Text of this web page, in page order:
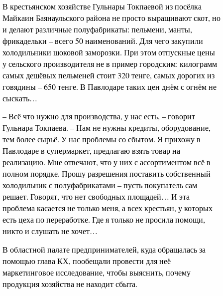
В крестьянском хозяйстве Гульнары Токпаевой из посёлка
Майкаин Баянаульского района не просто выращивают скот, но
и делают различные полуфабрикаты: пельмени, манты,
фрикадельки – всего 50 наименований. Для чего закупили
холодильники шоковой заморозки. При этом отпускные цены
у сельского производителя не в пример городским: килограмм
самых дешёвых пельменей стоит 320 тенге, самых дорогих из
говядины – 650 тенге. В Павлодаре таких цен днём с огнём не
сыскать…
– Всё что нужно для производства, у нас есть, – говорит
Гульнара Токпаева. – Нам не нужны кредиты, оборудование,
тем более сырьё. У нас проблемы со сбытом. Я прихожу в
Павлодаре в супермаркет, предлагаю взять товар на
реализацию. Мне отвечают, что у них с ассортиментом всё в
полном порядке. Прошу разрешения поставить собственный
холодильник с полуфабрикатами – пусть покупатель сам
решает. Говорят, что нет свободных площадей… И эта
проблема касается не только меня, а всех крестьян, у которых
есть цеха по переработке. Где я только не просила помощи,
никто и слушать не хочет…
В областной палате предпринимателей, куда обращалась за
помощью глава КХ, пообещали провести для неё
маркетинговое исследование, чтобы выяснить, почему
продукция хозяйства не находит сбыта.